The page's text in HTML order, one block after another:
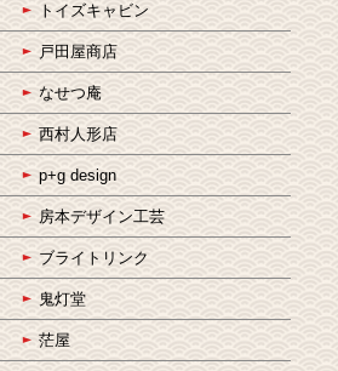
トイズキャビン
戸田屋商店
なせつ庵
西村人形店
p+g design
房本デザイン工芸
ブライトリンク
鬼灯堂
茫屋